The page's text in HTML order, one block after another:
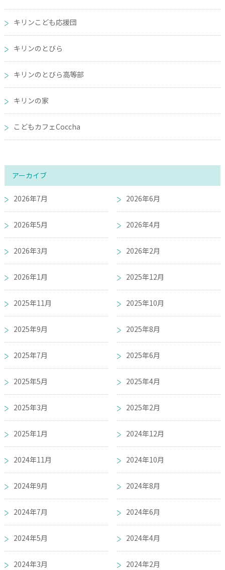
キリンこども応援団
キリンのとびら
キリンのとびら高等部
キリンの家
こどもカフェCoccha
アーカイブ
2026年7月 2026年6月
2026年5月 2026年4月
2026年3月 2026年2月
2026年1月 2025年12月
2025年11月 2025年10月
2025年9月 2025年8月
2025年7月 2025年6月
2025年5月 2025年4月
2025年3月 2025年2月
2025年1月 2024年12月
2024年11月 2024年10月
2024年9月 2024年8月
2024年7月 2024年6月
2024年5月 2024年4月
2024年3月 2024年2月